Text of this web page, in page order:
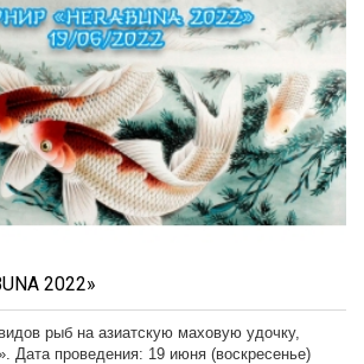
2022»
рыб на азиатскую маховую удочку,
Дата проведения: 19 июня (воскресенье)